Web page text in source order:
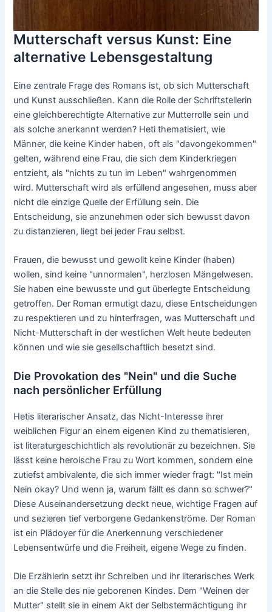
Mutterschaft versus Kunst: Eine
alternative Lebensgestaltung
Eine zentrale Frage des Romans ist, ob sich Mutterschaft
und Kunst ausschließen. Kann die Rolle der Schriftstellerin
eine gleichberechtigte Alternative zur Mutterrolle sein und
als solche anerkannt werden? Heti thematisiert, wie
Männer, die keine Kinder haben, oft als "davongekommen"
gelten, während eine Frau, die sich dem Kinderkriegen
entzieht, als "nichts zu tun im Leben" wahrgenommen
wird. Mutterschaft wird als erfüllend angesehen, muss aber
nicht die einzige Quelle der Erfüllung sein. Die
Entscheidung, sie anzunehmen oder sich bewusst davon
zu distanzieren, liegt bei jeder Frau selbst.
Frauen, die bewusst und gewollt keine Kinder (haben)
wollen, sind keine "unnormalen", herzlosen Mängelwesen.
Sie haben eine bewusste und gut überlegte Entscheidung
getroffen. Der Roman ermutigt dazu, diese Entscheidungen
zu respektieren und zu hinterfragen, was Mutterschaft und
Nicht-Mutterschaft in der westlichen Welt heute bedeuten
können und wie sie gesellschaftlich besetzt sind.
Die Provokation des "Nein" und die Suche
nach persönlicher Erfüllung
Hetis literarischer Ansatz, das Nicht-Interesse ihrer
weiblichen Figur an einem eigenen Kind zu thematisieren,
ist literaturgeschichtlich als revolutionär zu bezeichnen. Sie
lässt keine heroische Frau zu Wort kommen, sondern eine
zutiefst ambivalente, die sich immer wieder fragt: "Ist mein
Nein okay? Und wenn ja, warum fällt es dann so schwer?"
Diese Auseinandersetzung deckt neue, wichtige Fragen auf
und sezieren tief verborgene Gedankenströme. Der Roman
ist ein Plädoyer für die Anerkennung verschiedener
Lebensentwürfe und die Freiheit, eigene Wege zu finden.
Die Erzählerin setzt ihr Schreiben und ihr literarisches Werk
an die Stelle des nie geborenen Kindes. Dem "Weinen der
Mutter" stellt sie in einem Akt der Selbstermächtigung ihr